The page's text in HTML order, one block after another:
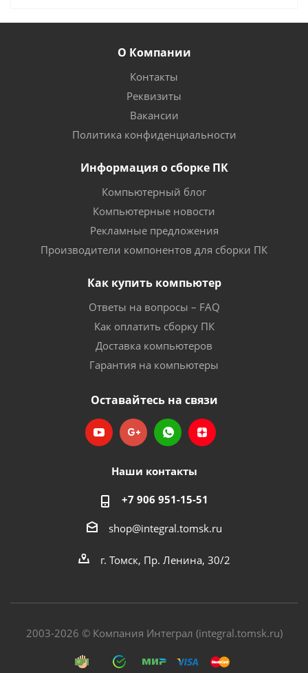
О Компании
Контакты
Реквизиты
Вакансии
Политика конфиденциальности
Информация о сборке ПК
Компьютерный блог
Компьютерные новости
Рекламные предложения
Производители компонентов для сборки ПК
Как купить компьютер
Ответы на вопросы – FAQ
Как оплатить сборку ПК
Доставка компьютеров
Гарантия на компьютеры
Оставайтесь на связи
Наши контакты
+7 906 951-15-51
shop@integral.tomsk.ru
г. Томск, Пр. Ленина, 30/2
2003-2026 © Компания Интеграл (integral.tomsk.ru)